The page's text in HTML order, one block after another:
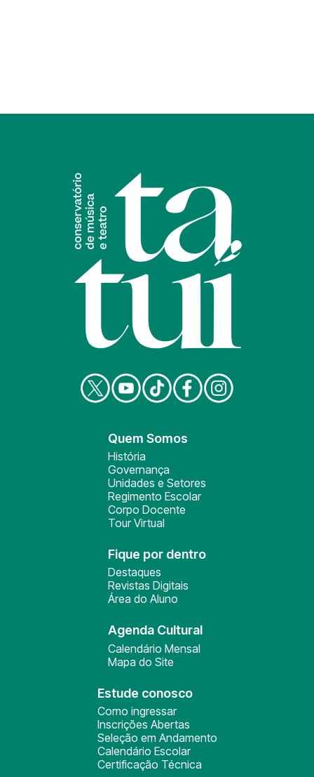
Quem Somos
História
Governança
Unidades e Setores
Regimento Escolar
Corpo Docente
Tour Virtual
Fique por dentro
Destaques
Revistas Digitais
Área do Aluno
Agenda Cultural
Calendário Mensal
Mapa do Site
Estude conosco
Como ingressar
Inscrições Abertas
Seleção em Andamento
Calendário Escolar
Certificação Técnica